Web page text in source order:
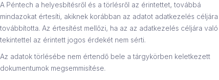
A Péntech a helyesbítésről és a törlésről az érintettet, továbbá
mindazokat értesíti, akiknek korábban az adatot adatkezelés céljára
továbbította. Az értesítést mellőzi, ha az az adatkezelés céljára való
tekintettel az érintett jogos érdekét nem sérti.
Az adatok törlésébe nem értendő bele a tárgykörben keletkezett
dokumentumok megsemmisítése.